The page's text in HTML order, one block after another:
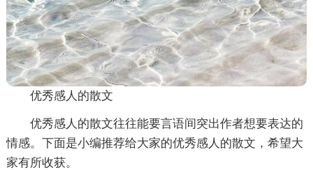
优秀感人的散文
优秀感人的散文往往能要言语间突出作者想要表达的
情感。下面是小编推荐给大家的优秀感人的散文，希望大
家有所收获。